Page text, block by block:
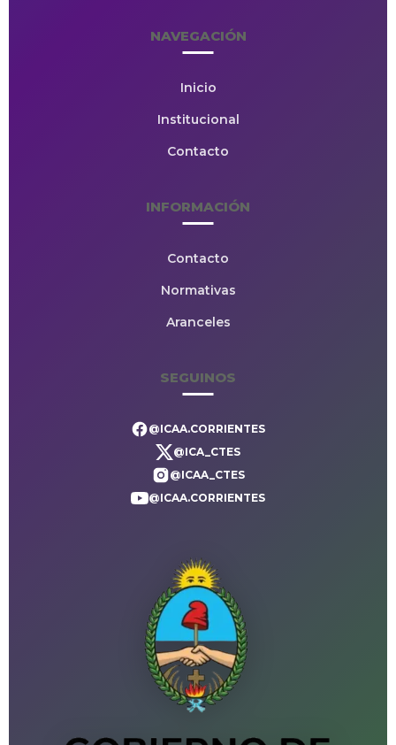
NAVEGACIÓN
Inicio
Institucional
Contacto
INFORMACIÓN
Contacto
Normativas
Aranceles
SEGUINOS
@ICAA.CORRIENTES
@ICA_CTES
@ICAA_CTES
@ICAA.CORRIENTES